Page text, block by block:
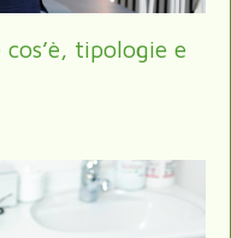
tipologie e